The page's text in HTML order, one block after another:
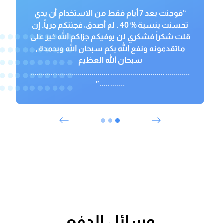
“فوجئت بعد 7 أيام فقط من الاستخدام أن يدي
تحسنت بنسبة % 40 , لم أصدق، فجئتكم جرياً, إن
قلت شكراً فشكري لن يوفيكم جزاكم الله خير على
ماتقدمونه ونفع الله بكم سبحان الله وبحمدة ,
سبحان الله العظيم
.................................................................................
.............”
Next